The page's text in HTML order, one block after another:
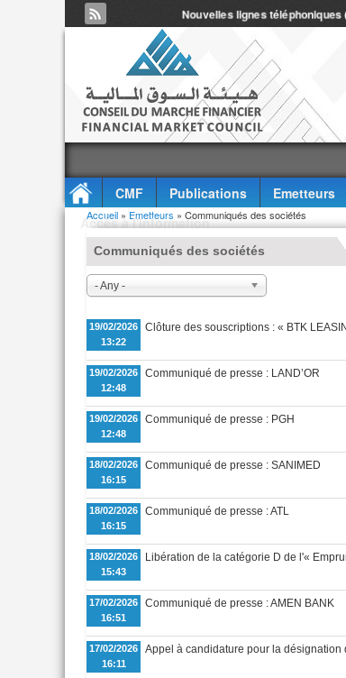
Nouvelles lignes téléphoniques (
CMF Publications Emetteurs
Accès à l'information
Vous êtes ici
Accueil » Emetteurs » Communiqués des sociétés
Communiqués des sociétés
- Any -
19/02/2026
13:22
Clôture des souscriptions : « BTK
19/02/2026
12:48
Communiqué de presse : LAND’OR
19/02/2026
12:48
Communiqué de presse : PGH
18/02/2026
16:15
Communiqué de presse : SANIMED
18/02/2026
16:15
Communiqué de presse : ATL
18/02/2026
15:43
Libération de la catégorie D de l'«
17/02/2026
16:51
Communiqué de presse : AMEN BANK
17/02/2026
16:11
Appel à candidature pour la